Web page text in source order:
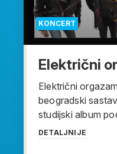
KONCERT
Električni
Električni
beogradski
studijski album
DETALJNIJE